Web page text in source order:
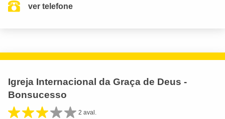
ver telefone
Igreja Internacional da Graça de Deus -
Bonsucesso
2 aval.